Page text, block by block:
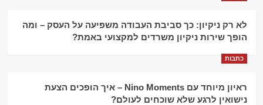
לא רק ניקיון: כך סביבת העבודה משפיעה על העסק – ומה
הופך שירות ניקיון משרדים למקצועי באמת?
כתבות
ראיון מיוחד עם Nino Moments – איך הופכים הצעת
נישואין לרגע שלא שוכחים לעולם?